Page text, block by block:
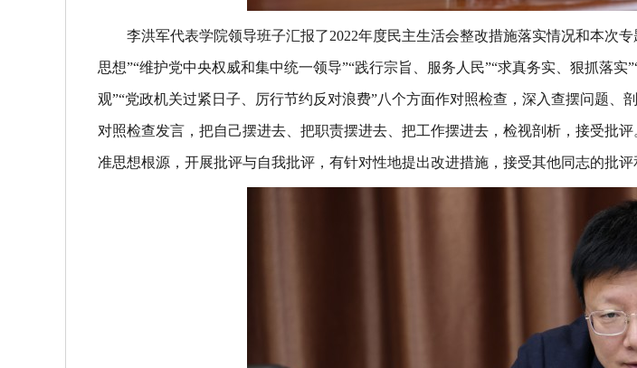
李洪军代表学院领导班子汇报了2022年度民主生活会整改措施落实情况和本次
思想”“维护党中央权威和集中统一领导”“践行宗旨、服务人民”“求真务实、狠抓落
观”“党政机关过紧日子、厉行节约反对浪费”八个方面作对照检查，深入查摆问题
对照检查发言，把自己摆进去、把职责摆进去、把工作摆进去，检视剖析，接受批
准思想根源，开展批评与自我批评，有针对性地提出改进措施，接受其他同志的批